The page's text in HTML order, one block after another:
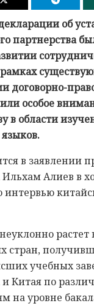
об
партнерства
рамках
договорно-
особое
в области
в заявлении
Алиев в
интервью
растет
стран,
учебных
Китая по
на уровне